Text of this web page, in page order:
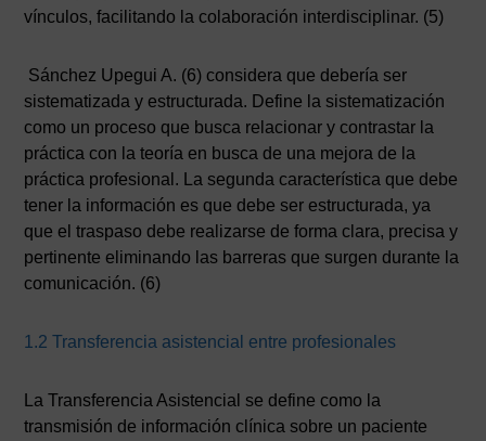
vínculos, facilitando la colaboración interdisciplinar. (5)
Sánchez Upegui A. (6) considera que debería ser
sistematizada y estructurada. Define la sistematización
como un proceso que busca relacionar y contrastar la
práctica con la teoría en busca de una mejora de la
práctica profesional. La segunda característica que debe
tener la información es que debe ser estructurada, ya
que el traspaso debe realizarse de forma clara, precisa y
pertinente eliminando las barreras que surgen durante la
comunicación. (6)
1.2 Transferencia asistencial entre profesionales
La Transferencia Asistencial se define como la
transmisión de información clínica sobre un paciente